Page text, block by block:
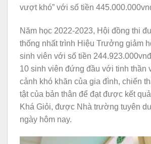
vượt khó” với số tiền
Năm học 2022-2023, Hội đồng thi
thống nhất trình Hiệu Trưởng giảm
sinh viên với số tiền
10 sinh viên đứng đầu với tinh thần
cảnh khó khăn của gia đình, chiến
tật của bản thân để đạt được kết
Khá Giỏi, được Nhà trường tuyên
ngày hôm nay.